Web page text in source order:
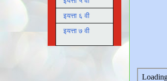
इयत्ता ६ वी
इयत्ता ७ वी